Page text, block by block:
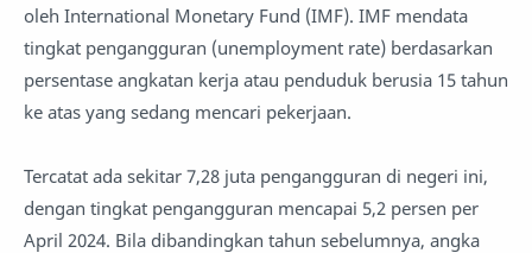
oleh International Monetary Fund (IMF). IMF mendata
tingkat pengangguran (unemployment rate) berdasarkan
persentase angkatan kerja atau penduduk berusia 15 tahun
ke atas yang sedang mencari pekerjaan.
Tercatat ada sekitar 7,28 juta pengangguran di negeri ini,
dengan tingkat pengangguran mencapai 5,2 persen per
April 2024. Bila dibandingkan tahun sebelumnya, angka